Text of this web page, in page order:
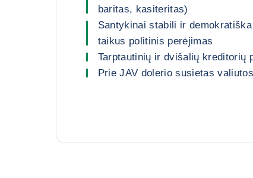
baritas, kasiteritas)
Santykinai stabili ir
taikus politinis perėjimas
Tarptautinių ir dvišalių kreditorių
Prie JAV dolerio susietas